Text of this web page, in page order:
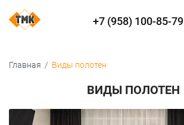
+7 (958) 100-85-79
Главная / Виды полотен
ВИДЫ ПОЛОТЕН